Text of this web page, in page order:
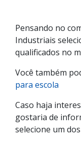
Pensando no
Industriais
qualificados no
Você também
para escola
Caso haja
gostaria de
selecione um